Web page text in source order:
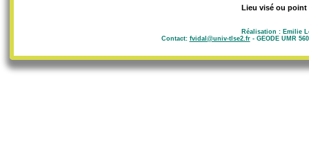
Lieu visé ou point
Réalisation : Emilie
Contact: fvidal@univ-tlse2.fr- GEODE UMR